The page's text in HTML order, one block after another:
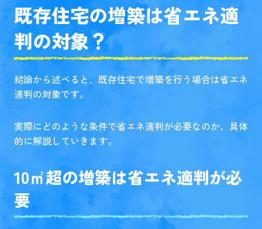
既存住宅の増築は省エネ適
判の対象？
結論から述べると、既存住宅で増築を行う場合は省エネ
適判の対象です。
実際にどのような条件で省エネ適判が必要なのか、具体
的に解説していきます。
10㎡超の増築は省エネ適判が必
要